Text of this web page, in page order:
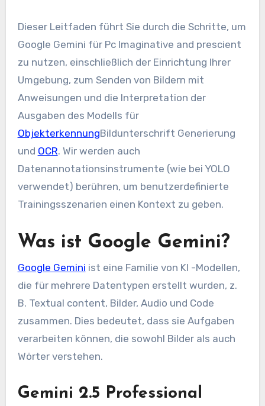
Dieser Leitfaden führt Sie durch die Schritte, um
Google Gemini für Pc Imaginative and prescient
zu nutzen, einschließlich der Einrichtung Ihrer
Umgebung, zum Senden von Bildern mit
Anweisungen und die Interpretation der
Ausgaben des Modells für
ObjekterkennungBildunterschrift Generierung
und OCR. Wir werden auch
Datenannotationsinstrumente (wie bei YOLO
verwendet) berühren, um benutzerdefinierte
Trainingsszenarien einen Kontext zu geben.
Was ist Google Gemini?
Google Gemini ist eine Familie von KI -Modellen,
die für mehrere Datentypen erstellt wurden, z.
B. Textual content, Bilder, Audio und Code
zusammen. Dies bedeutet, dass sie Aufgaben
verarbeiten können, die sowohl Bilder als auch
Wörter verstehen.
Gemini 2.5 Professional